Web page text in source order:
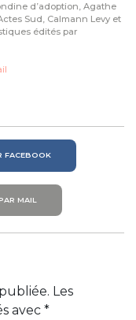
d’adoption, Agathe
Sud, Calmann Levy et
édités par
FACEBOOK
MAIL
Les
avec *